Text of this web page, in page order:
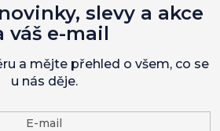
E-mail
slevy a akce
váš e-mail
a mějte přehled o všem, co se
u nás děje.